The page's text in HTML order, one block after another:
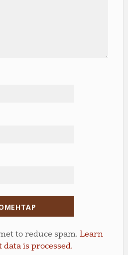
to reduce spam. Learn
is processed.